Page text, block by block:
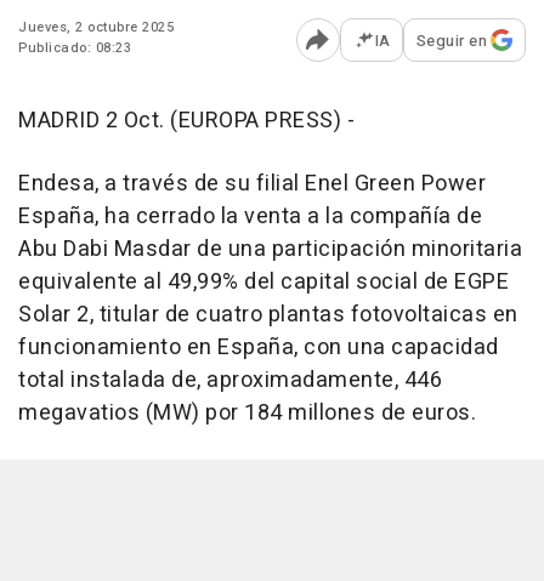
Jueves, 2 octubre 2025
Publicado: 08:23
Abrir opciones para
IA Seguir en
MADRID 2 Oct. (EUROPA PRESS) -
Endesa, a través de su filial Enel Green Power
España, ha cerrado la venta a la compañía de
Abu Dabi Masdar de una participación minoritaria
equivalente al 49,99% del capital social de EGPE
Solar 2, titular de cuatro plantas fotovoltaicas en
funcionamiento en España, con una capacidad
total instalada de, aproximadamente, 446
megavatios (MW) por 184 millones de euros.